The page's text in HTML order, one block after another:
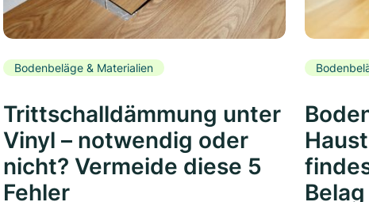
Bodenbeläge & Materialien
Trittschalldämmung unter
Vinyl – notwendig oder
nicht? Vermeide diese 5
Fehler